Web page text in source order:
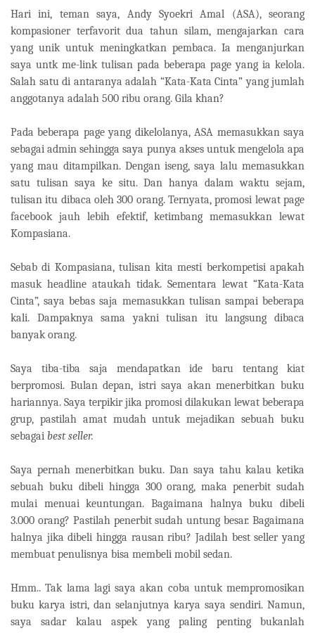
Hari ini, teman saya, Andy Syoekri Amal (ASA), seorang
kompasioner terfavorit dua tahun silam, mengajarkan cara
yang unik untuk meningkatkan pembaca. Ia menganjurkan
saya untk me-link tulisan pada beberapa page yang ia kelola.
Salah satu di antaranya adalah “Kata-Kata Cinta” yang jumlah
anggotanya adalah 500 ribu orang. Gila khan?
Pada beberapa page yang dikelolanya, ASA memasukkan saya
sebagai admin sehingga saya punya akses untuk mengelola apa
yang mau ditampilkan. Dengan iseng, saya lalu memasukkan
satu tulisan saya ke situ. Dan hanya dalam waktu sejam,
tulisan itu dibaca oleh 300 orang. Ternyata, promosi lewat page
facebook jauh lebih efektif, ketimbang memasukkan lewat
Kompasiana.
Sebab di Kompasiana, tulisan kita mesti berkompetisi apakah
masuk headline ataukah tidak. Sementara lewat “Kata-Kata
Cinta”, saya bebas saja memasukkan tulisan sampai beberapa
kali. Dampaknya sama yakni tulisan itu langsung dibaca
banyak orang.
Saya tiba-tiba saja mendapatkan ide baru tentang kiat
berpromosi. Bulan depan, istri saya akan menerbitkan buku
hariannya. Saya terpikir jika promosi dilakukan lewat beberapa
grup, pastilah amat mudah untuk mejadikan sebuah buku
sebagai best seller.
Saya pernah menerbitkan buku. Dan saya tahu kalau ketika
sebuah buku dibeli hingga 300 orang, maka penerbit sudah
mulai menuai keuntungan. Bagaimana halnya buku dibeli
3.000 orang? Pastilah penerbit sudah untung besar. Bagaimana
halnya jika dibeli hingga rausan ribu? Jadilah best seller yang
membuat penulisnya bisa membeli mobil sedan.
Hmm.. Tak lama lagi saya akan coba untuk mempromosikan
buku karya istri, dan selanjutnya karya saya sendiri. Namun,
saya sadar kalau aspek yang paling penting bukanlah